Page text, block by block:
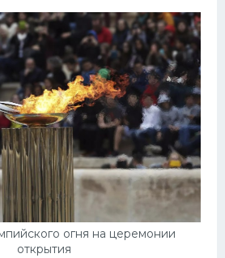
огня на церемонии
открытия